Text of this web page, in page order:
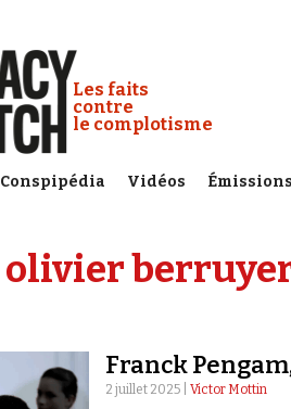
Conspiracy Watch :
Les faits
contre
le complotisme
Conspipédia Vidéos Émissions
olivier
Franck
2 juillet 2025 |Victor Mottin